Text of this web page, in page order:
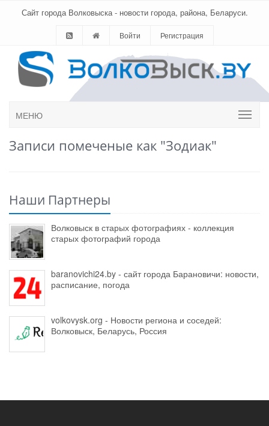
Сайт города Волковыска - новости города, района, Беларуси.
Войти Регистрация
МЕНЮ
Записи помеченые как "Зодиак"
Наши Партнеры
Волковыск в старых фотографиях - коллекция
старых фотографий города
baranovichi24.by - сайт города Барановичи: новости,
расписание, погода
volkovysk.org - Новости региона и соседей:
Волковыск, Беларусь, Россия